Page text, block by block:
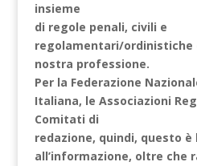
insieme
di regole penali, civili e
regolamentari/ordinistiche
nostra professione.
Per la Federazione
Italiana, le Associazioni
Comitati di
redazione, quindi, questo è
all’informazione, oltre che